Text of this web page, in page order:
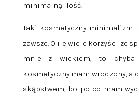
minimalną ilość.
Taki kosmetyczny minimalizm
zawsze. O ile wiele korzyści ze
mnie z wiekiem, to chyba
kosmetyczny mam wrodzony, a
skąpstwem, bo po co mam